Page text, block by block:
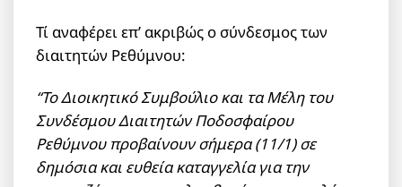
Τί αναφέρει επ’ ακριβώς ο σύνδεσμος των
διαιτητών Ρεθύμνου:
“Το Διοικητικό Συμβούλιο και τα Μέλη του
Συνδέσμου Διαιτητών Ποδοσφαίρου
Ρεθύμνου προβαίνουν σήμερα (11/1) σε
δημόσια και ευθεία καταγγελία για την